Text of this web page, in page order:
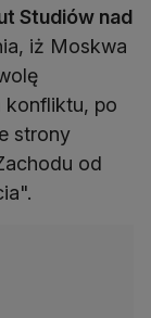
Studiów nad
iż Moskwa
konfliktu, po
strony
od